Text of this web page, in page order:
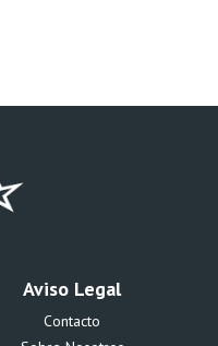
Aviso Legal
Contacto